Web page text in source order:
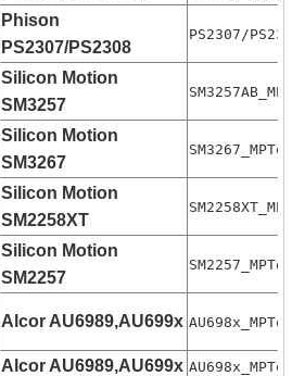
Phison
PS2307/PS2308
PS2307/
Silicon Motion
SM3257
Silicon Motion
SM3267
Silicon Motion
SM2258XT
Silicon Motion
SM2257
Alcor AU6989,AU699x
Alcor AU6989,AU699x